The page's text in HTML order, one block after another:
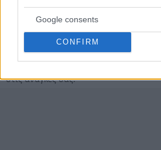
Google consents
CONFIRM
Ψάχνετε γιαΑποθήκη σε
Ρεθύμνου; Εδώ μπορείτε να βρείτε
ηλεκτρονικούς πλειστηριασμούς
, η οποία ανανεώνεται
Χρησιμοποιώντας τα φίλτρα
στις ανάγκες σας.